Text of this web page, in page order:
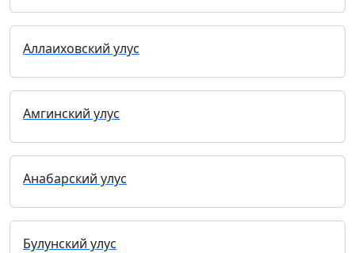
Аллаиховский улус
Амгинский улус
Анабарский улус
Булунский улус